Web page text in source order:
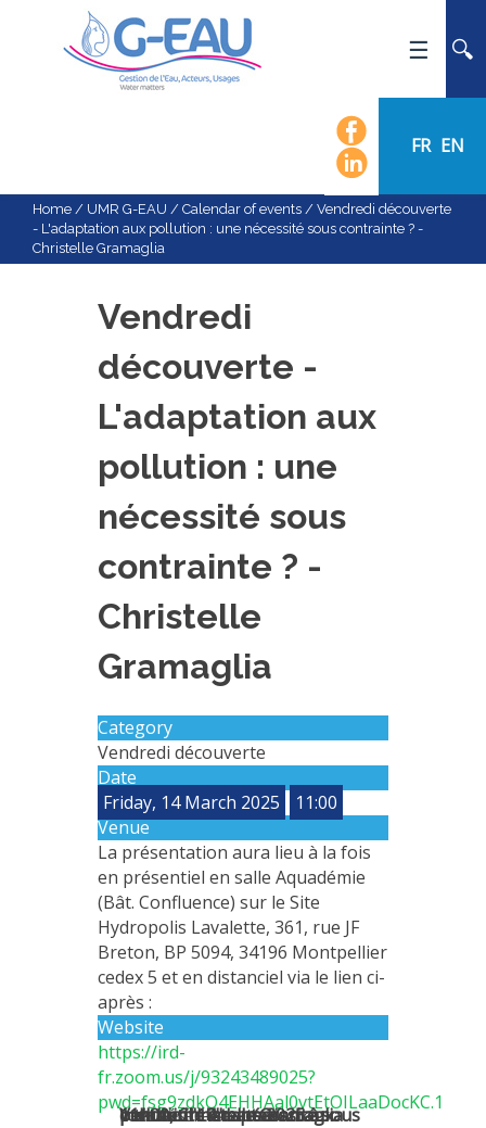
FR EN
NEWS
EVENTS
CALENDAR OF EVENTS
FLOW CHART
SCIENTIFIC FIELDS
RESEARCH
EXPERIMENTAL PLATFORMS
CURRENT PROJECTS
COMPLETED PROJECTS
UMR NETWORKS
TRAINING COURSES
MASTER
ENGINEERING
EDUCATION AND TRAINING
DOCTORAL TRAINING
THESES IN PROGRESS
PRODUCTION
METHODS AND TOOLS
SOFTWARE
PUBLICATIONS SUR HAL
Home / UMR G-EAU / Calendar of events / Vendredi découverte
- L'adaptation aux pollution : une nécessité sous contrainte ? -
Christelle Gramaglia
Vendredi
découverte -
L'adaptation aux
pollution : une
nécessité sous
contrainte ? -
Christelle
Gramaglia
Category
Vendredi découverte
Date
Friday, 14 March 2025
11:00
Venue
La présentation aura lieu à la fois
en présentiel en salle Aquadémie
(Bât. Confluence) sur le Site
Hydropolis Lavalette, 361, rue JF
Breton, BP 5094, 34196 Montpellier
cedex 5 et en distanciel via le lien ci-
après :
Website
https://ird-
fr.zoom.us/j/93243489025?
pwd=fsg9zdkO4EHHAal0vtEtOILaaDocKC.1
Vendredi 14 mars 2025 à 11h00, Christelle Gramaglia
présentera ses travaux intitulés"
L'adaptation aux pollution : une nécessité sous contrainte ?"